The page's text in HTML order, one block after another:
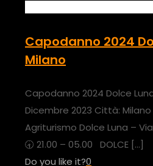
Capodanno 2024
Milano
Capodanno 2024 Dolce
Dicembre 2023 Città:
Agriturismo Dolce Luna –
🕣 21.00 – 05.00 DOLCE […]
Do you like it?0